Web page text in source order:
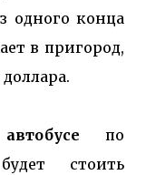
одного конца
в пригород,
по
стоить